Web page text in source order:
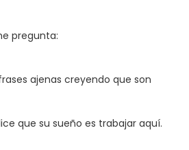
pregunta:
ajenas creyendo que son
que su sueño es trabajar aquí.